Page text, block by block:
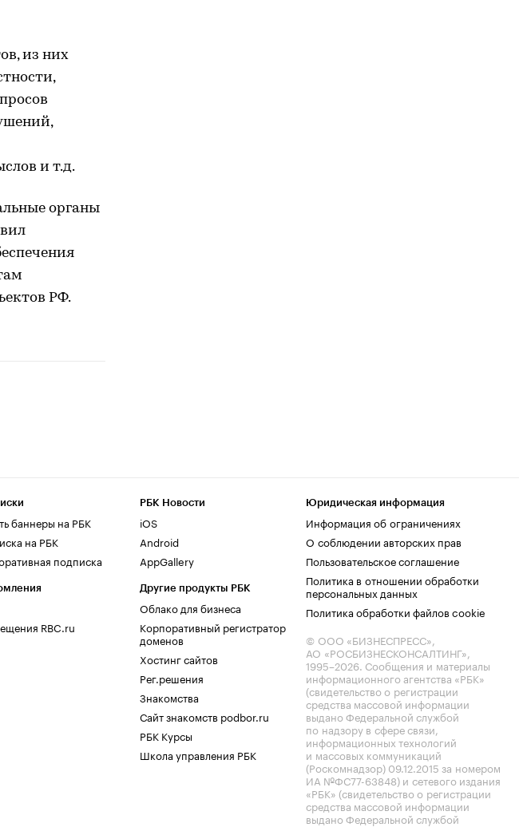
из них
и т.д.
органы
РФ.
баннеры на РБК
на РБК
подписка
RBC.ru
РБК Новости
iOS
Android
AppGallery
Другие продукты РБК
Облако для бизнеса
Корпоративный регистратор
доменов
Хостинг сайтов
Рег.решения
Знакомства
Сайт знакомств podbor.ru
РБК Курсы
Школа управления РБК
Юридическая информация
Информация об ограничениях
О соблюдении авторских прав
Пользовательское соглашение
Политика в отношении обработки
персональных данных
Политика обработки файлов cookie
© ООО «БИЗНЕСПРЕСС»,
АО «РОСБИЗНЕСКОНСАЛТИНГ»,
1995–2026. Сообщения и материалы
информационного агентства «РБК»
(свидетельство о регистрации
средства массовой информации
выдано Федеральной службой
по надзору в сфере связи,
информационных технологий
и массовых коммуникаций
(Роскомнадзор) 09.12.2015 за номером
ИА №ФС77-63848) и сетевого издания
«РБК» (свидетельство о регистрации
средства массовой информации
выдано Федеральной службой